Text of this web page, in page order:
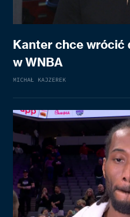
Kanter chce wrócić
w WNBA
MICHAŁ KAJZEREK